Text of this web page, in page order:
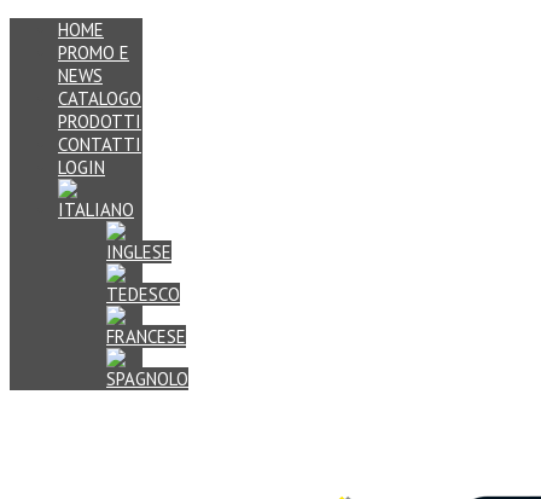
HOME
PROMO E
NEWS
CATALOGO
PRODOTTI
CONTATTI
LOGIN